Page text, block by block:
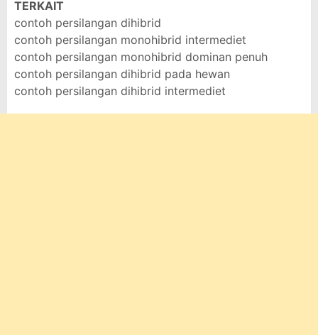
TERKAIT
contoh persilangan dihibrid
contoh persilangan monohibrid intermediet
contoh persilangan monohibrid dominan penuh
contoh persilangan dihibrid pada hewan
contoh persilangan dihibrid intermediet